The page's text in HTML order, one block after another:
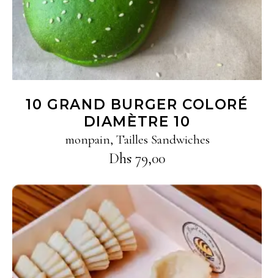
10 GRAND BURGER COLORÉ
DIAMÈTRE 10
monpain, Tailles Sandwiches
Dhs 79,00